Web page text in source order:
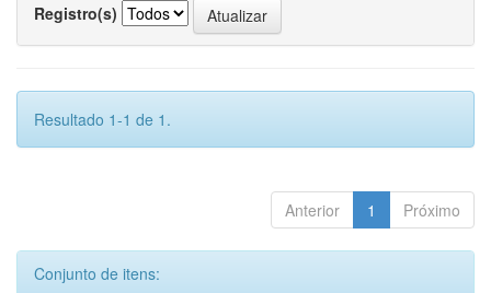
Registro(s)
Resultado 1-1 de 1.
Anterior 1 Próximo
Conjunto de itens: